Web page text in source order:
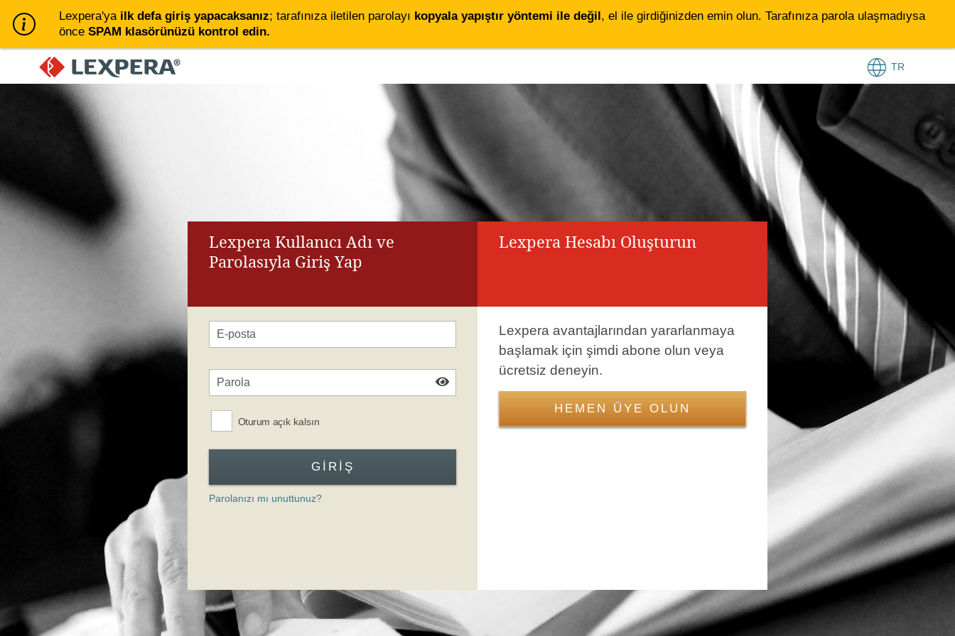
Lexpera'ya ilk defa giriş yapacaksanız; tarafınıza iletilen parolayı kopyala yapıştır yöntemi ile değil, el ile girdiğinizden emin olun. Tarafınıza parola ulaşmadıysa
önce SPAM klasörünüzü kontrol edin.
TR
Giriş Formuna Atla
Lexpera Kullanıcı Adı ve
Parolasıyla Giriş Yap
Oturum açık kalsın
GIRIŞ
Parolanızı mı unuttunuz?
Lexpera Hesabı Oluşturun
Lexpera avantajlarından yararlanmaya
başlamak için şimdi abone olun veya
ücretsiz deneyin.
HEMEN ÜYE OLUN